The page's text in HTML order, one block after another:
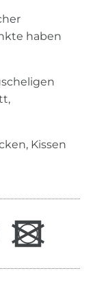
haben
Kissen